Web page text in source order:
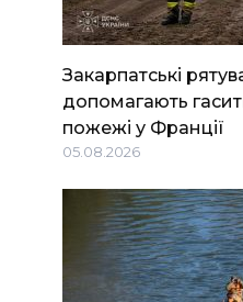
Закарпатські
допомагають
пожежі у Франції
05.08.2026